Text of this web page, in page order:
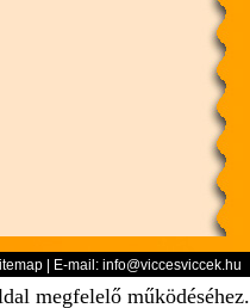
| E-mail: info@viccesviccek.hu
megfelelő működéséhez.